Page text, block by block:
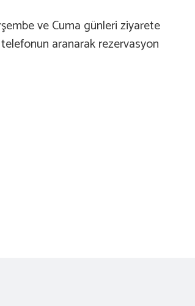
ve Cuma günleri ziyarete
aranarak rezervasyon